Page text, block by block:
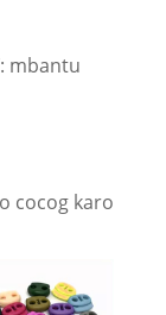
mbantu
cocog karo